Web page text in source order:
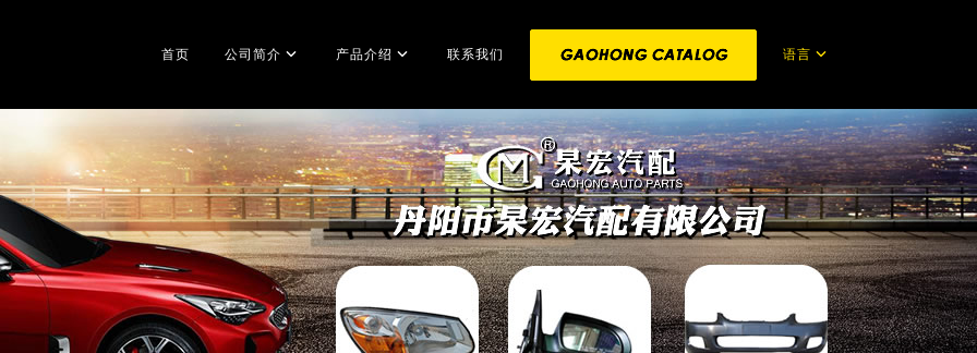
首页 公司简介 产品介绍 联系我们 语言